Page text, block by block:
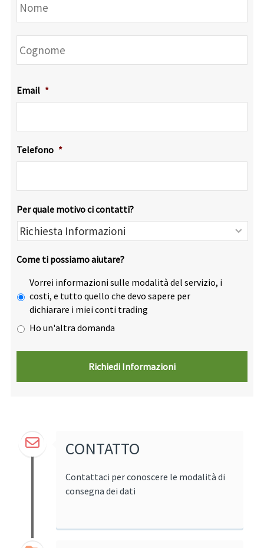
Email *
Telefono *
Per quale motivo ci contatti?
Come ti possiamo aiutare?
Vorrei informazioni sulle modalità del servizio, i
costi, e tutto quello che devo sapere per
dichiarare i miei conti trading
Ho un'altra domanda
CONTATTO
Contattaci per conoscere le modalità di
consegna dei dati